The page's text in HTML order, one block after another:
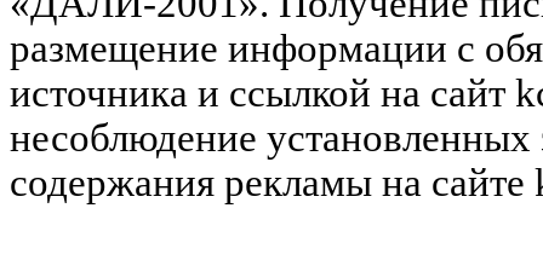
размещение информации с
источника и ссылкой на сайт
несоблюдение установленных
содержания рекламы на сайте